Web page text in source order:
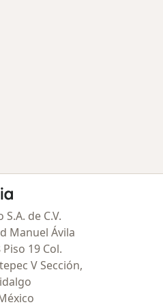
de C.V.
Manuel Ávila
19 Col.
V Sección,